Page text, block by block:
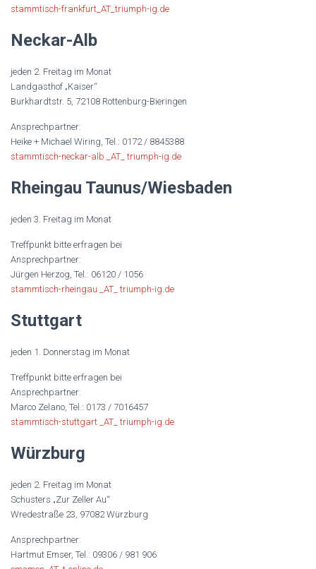
stammtisch-frankfurt_AT_triumph-ig.de
Neckar-Alb
jeden 2. Freitag im Monat
Landgasthof „Kaiser“
Burkhardtstr. 5, 72108 Rottenburg-Bieringen
Ansprechpartner:
Heike + Michael Wiring, Tel.: 0172 / 8845388
stammtisch-neckar-alb _AT_ triumph-ig.de
Rheingau Taunus/Wiesbaden
jeden 3. Freitag im Monat
Treffpunkt bitte erfragen bei
Ansprechpartner:
Jürgen Herzog, Tel.: 06120 / 1056
stammtisch-rheingau _AT_ triumph-ig.de
Stuttgart
jeden 1. Donnerstag im Monat
Treffpunkt bitte erfragen bei
Ansprechpartner:
Marco Zelano, Tel.: 0173 / 7016457
stammtisch-stuttgart _AT_ triumph-ig.de
Würzburg
jeden 2. Freitag im Monat
Schusters „Zur Zeller Au“
Wredestraße 23, 97082 Würzburg
Ansprechpartner:
Hartmut Emser, Tel.: 09306 / 981 906